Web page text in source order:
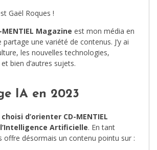
Gaël Roques !
MENTIEL Magazine est mon média en
une variété de contenus. J’y ai
les nouvelles technologies,
bien d’autres sujets.
IA en 2023
choisi d’orienter CD-MENTIEL
Artificielle. En tant
offre désormais un contenu pointu sur :